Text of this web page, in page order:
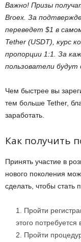
Важно! Призы
Broex. За
переведет $1 в
Tether (USDT), курс
пропорции 1:1. За
пользователи будут
Чем быстрее вы
тем больше Tether,
заработать.
Как получить
Принять участие в
нового поколения
сделать, чтобы стать
Пройти
этого
Пройти